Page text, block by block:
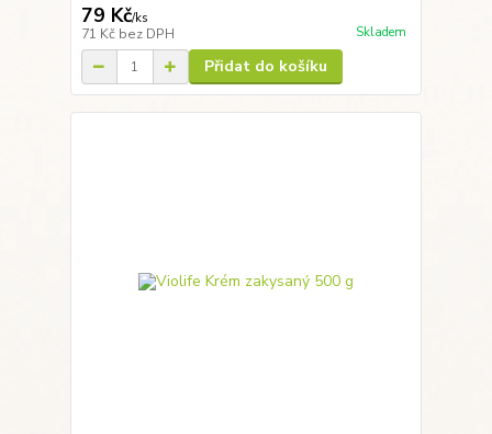
79 Kč/ks
71 Kč bez DPH Skladem
Přidat do košíku